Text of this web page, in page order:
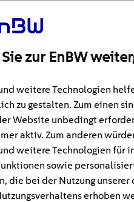
#Modernisieren und
zur EnBW
weitere Technologien
zu gestalten. Zum einen
Website unbedingt
aktiv. Zum anderen
weitere Technologien für
sowie
die bei der Nutzung
erhoben